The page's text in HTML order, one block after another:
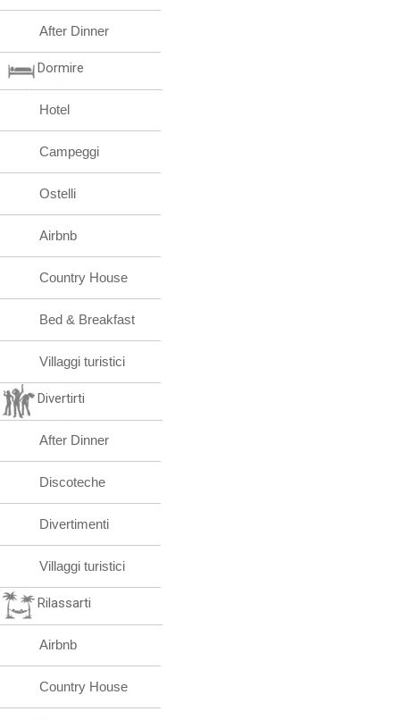
After Dinner
Dormire
Hotel
Campeggi
Ostelli
Airbnb
Country House
Bed & Breakfast
Villaggi turistici
Divertirti
After Dinner
Discoteche
Divertimenti
Villaggi turistici
Rilassarti
Airbnb
Country House